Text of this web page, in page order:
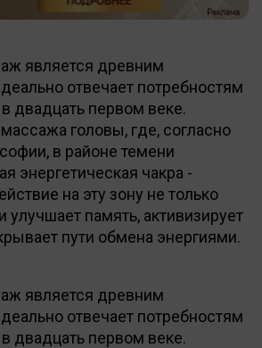
является древним
отвечает потребностям
двадцать первом веке.
головы, где, согласно
в районе темени
энергетическая чакра -
на эту зону не только
улучшает память, активизирует
пути обмена энергиями.
является древним
отвечает потребностям
двадцать первом веке.